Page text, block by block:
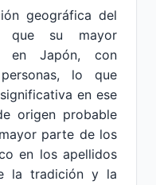
geográfica del
que su mayor
en Japón, con
personas, lo que
en ese
origen probable
parte de los
en los apellidos
la tradición y la